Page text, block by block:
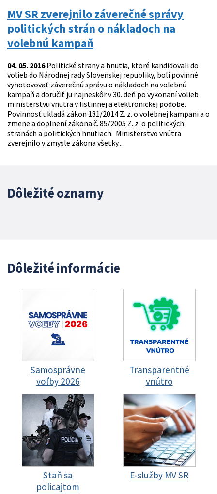
MV SR zverejnilo záverečné správy
politických strán o nákladoch na
volebnú kampaň
04. 05. 2016Politické strany a hnutia, ktoré kandidovali do
volieb do Národnej rady Slovenskej republiky, boli povinné
vyhotovovať záverečnú správu o nákladoch na volebnú
kampaň a doručiť ju najneskôr v 30. deň po vykonaní volieb
ministerstvu vnutra v listinnej a elektronickej podobe.
Povinnosť ukladá zákon 181/2014 Z. z. o volebnej kampani a o
zmene a doplnení zákona č. 85/2005 Z. z. o politických
stranách a politických hnutiach. Ministerstvo vnútra
zverejnilo v zmysle zákona všetky...
Dôležité oznamy
Dôležité informácie
Samosprávne
voľby 2026
Transparentné
vnútro
Staň sa
policajtom
E-služby MV SR